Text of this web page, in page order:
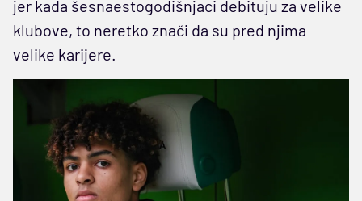
jer kada šesnaestogodišnjaci debituju za velike
klubove, to neretko znači da su pred njima
velike karijere.